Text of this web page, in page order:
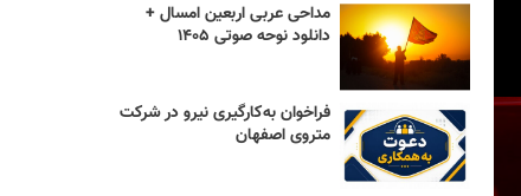
مداحی عربی اربعین امسال +
دانلود نوحه صوتی ۱۴۰۵
فراخوان به‌کارگیری نیرو در شرکت
متروی اصفهان